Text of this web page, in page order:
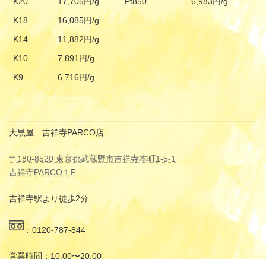
K18
16,085円/g
K14
11,882円/g
K10
7,891円/g
K9
6,716円/g
大黒屋 吉祥寺PARCO店
〒180-8520 東京都武蔵野市吉祥寺本町1-5-1
吉祥寺PARCO１F
吉祥寺駅より徒歩2分
：0120-787-844
営業時間：10:00〜20:00